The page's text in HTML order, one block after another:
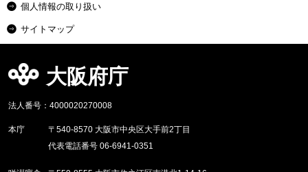
個人情報の取り扱い
サイトマップ
大阪府庁
法人番号：4000020270008
本庁
〒540-8570 大阪市中央区大手前2丁目
代表電話番号 06-6941-0351